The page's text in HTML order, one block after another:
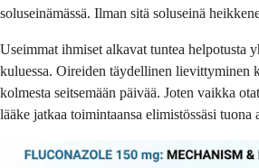
soluseinämässä. Ilman sitä soluseinä
Useimmat ihmiset alkavat tuntea helpotusta
kuluessa. Oireiden täydellinen lievittyminen
kolmesta seitsemään päivää. Joten vaikka
lääke jatkaa toimintaansa elimistössäsi tuona